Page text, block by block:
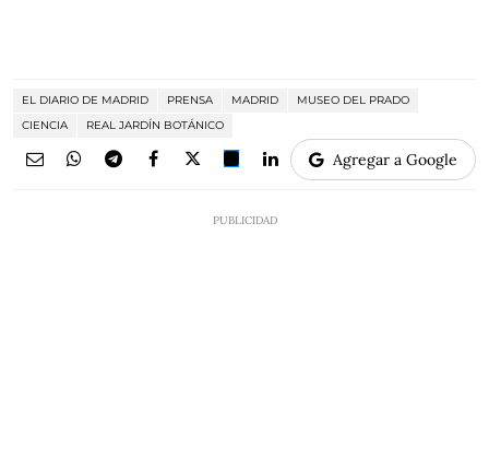
EL DIARIO DE MADRID PRENSA MADRID
MUSEO DEL PRADO
CIENCIA
REAL JARDÍN BOTÁNICO
Agregar a Google